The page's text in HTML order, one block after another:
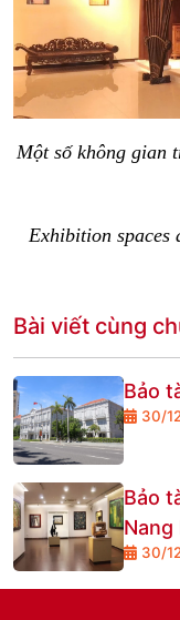
Một số không gian
Exhibition spaces
Bài viết cùng
Bảo
30/
Bảo
30/